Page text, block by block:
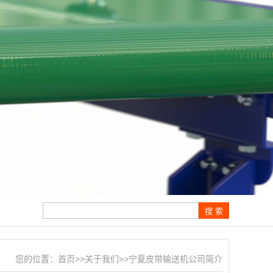
您的位置： 首页>>关于我们>>宁夏皮带输送机公司简介